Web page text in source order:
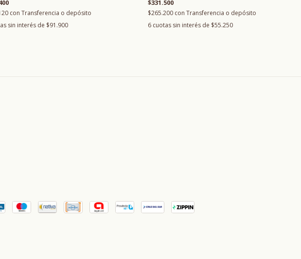
con Transferencia o depósito
sin interés de $91.900
$331.500
$265.200 con Transferencia o depósito
6 cuotas sin interés de $55.250